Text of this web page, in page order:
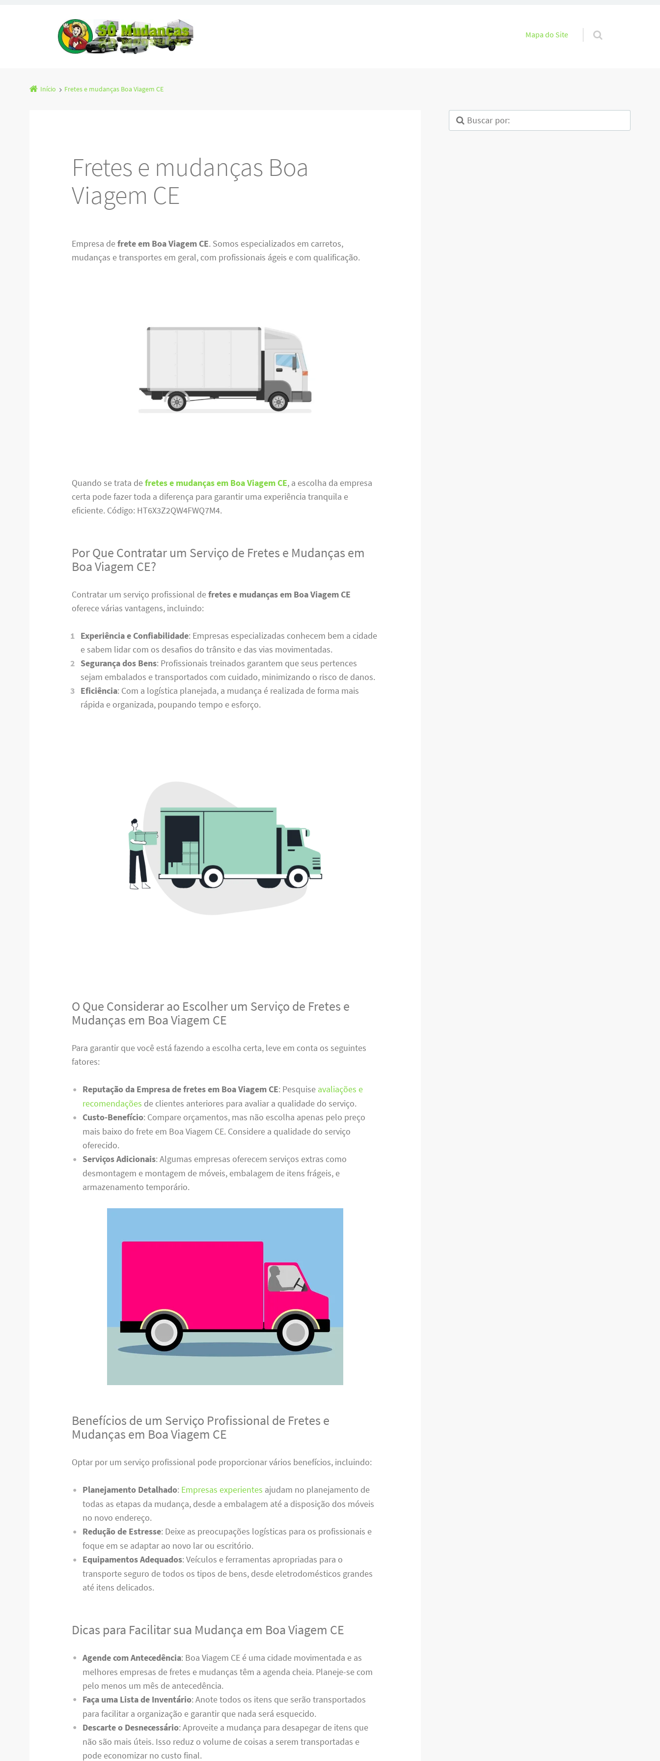
Pular para o conteúdo
Mapa do Site
Início Fretes e mudanças Boa Viagem CE
Fretes e mudanças Boa
Viagem CE
Empresa defrete em Boa Viagem CE. Somos especializados em carretos,
mudanças e transportes em geral, com profissionais ágeis e com qualificação.
Quando se trata defretes e mudanças em Boa Viagem CE, a escolha da empresa
certa pode fazer toda a diferença para garantir uma experiência tranquila e
eficiente. Código: HT6X3Z2QW4FWQ7M4.
Por Que Contratar um Serviço de Fretes e Mudanças em
Boa Viagem CE?
Contratar um serviço profissional defretes e mudanças em Boa Viagem CE
oferece várias vantagens, incluindo:
Experiência e Confiabilidade: Empresas especializadas conhecem bem a cidade
e sabem lidar com os desafios do trânsito e das vias movimentadas.
Segurança dos Bens: Profissionais treinados garantem que seus pertences
sejam embalados e transportados com cuidado, minimizando o risco de danos.
Eficiência: Com a logística planejada, a mudança é realizada de forma mais
rápida e organizada, poupando tempo e esforço.
O Que Considerar ao Escolher um Serviço de Fretes e
Mudanças em Boa Viagem CE
Para garantir que você está fazendo a escolha certa, leve em conta os seguintes
fatores:
Reputação da Empresa de fretes em Boa Viagem CE: Pesquise avaliações e
recomendações de clientes anteriores para avaliar a qualidade do serviço.
Custo-Benefício: Compare orçamentos, mas não escolha apenas pelo preço
mais baixo do frete em Boa Viagem CE. Considere a qualidade do serviço
oferecido.
Serviços Adicionais: Algumas empresas oferecem serviços extras como
desmontagem e montagem de móveis, embalagem de itens frágeis, e
armazenamento temporário.
Benefícios de um Serviço Profissional de Fretes e
Mudanças em Boa Viagem CE
Optar por um serviço profissional pode proporcionar vários benefícios, incluindo:
Planejamento Detalhado: Empresas experientes ajudam no planejamento de
todas as etapas da mudança, desde a embalagem até a disposição dos móveis
no novo endereço.
Redução de Estresse: Deixe as preocupações logísticas para os profissionais e
foque em se adaptar ao novo lar ou escritório.
Equipamentos Adequados: Veículos e ferramentas apropriadas para o
transporte seguro de todos os tipos de bens, desde eletrodomésticos grandes
até itens delicados.
Dicas para Facilitar sua Mudança em Boa Viagem CE
Agende com Antecedência: Boa Viagem CE é uma cidade movimentada e as
melhores empresas de fretes e mudanças têm a agenda cheia. Planeje-se com
pelo menos um mês de antecedência.
Faça uma Lista de Inventário: Anote todos os itens que serão transportados
para facilitar a organização e garantir que nada será esquecido.
Descarte o Desnecessário: Aproveite a mudança para desapegar de itens que
não são mais úteis. Isso reduz o volume de coisas a serem transportadas e
pode economizar no custo final.